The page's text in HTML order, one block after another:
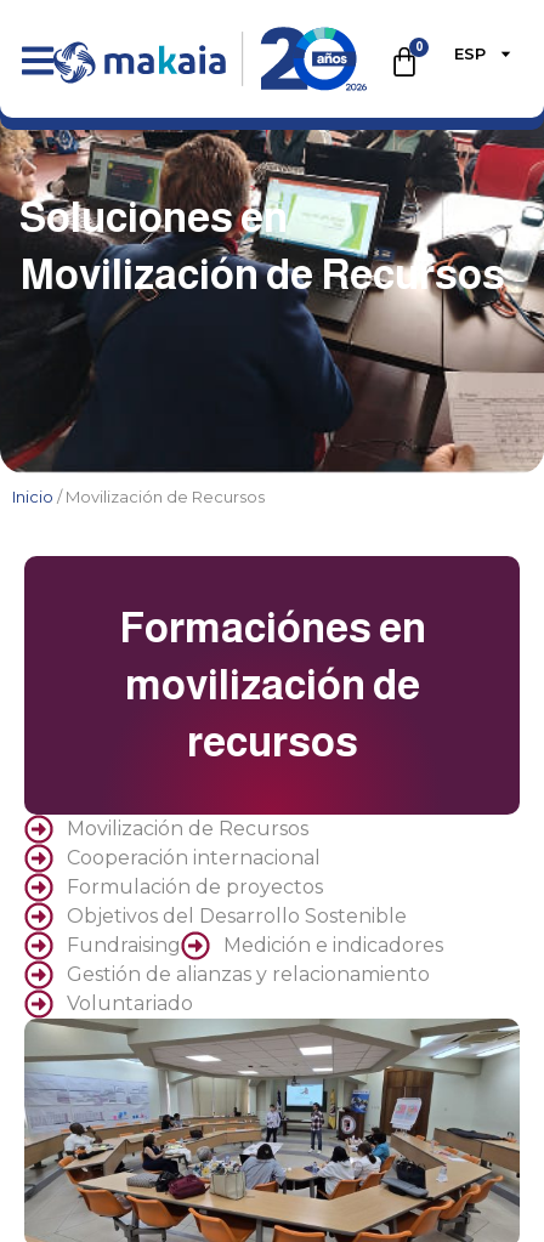
0 ESP
Soluciones en
Movilización de Recursos
Inicio / Movilización de Recursos
Formaciónes en
movilización de
recursos
Movilización de Recursos
Cooperación internacional
Formulación de proyectos
Objetivos del Desarrollo Sostenible
Fundraising
Medición e indicadores
Gestión de alianzas y relacionamiento
Voluntariado